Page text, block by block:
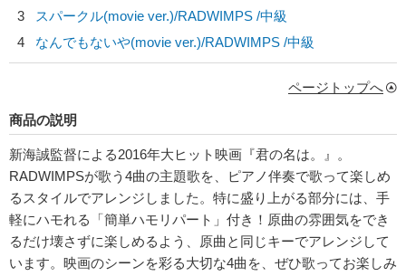
3
スパークル(movie ver.)/RADWIMPS /中級
4
なんでもないや(movie ver.)/RADWIMPS /中級
ページトップへ
商品の説明
新海誠監督による2016年大ヒット映画『君の名は。』。
RADWIMPSが歌う4曲の主題歌を、ピアノ伴奏で歌って楽しめ
るスタイルでアレンジしました。特に盛り上がる部分には、手
軽にハモれる「簡単ハモリパート」付き！原曲の雰囲気をでき
るだけ壊さずに楽しめるよう、原曲と同じキーでアレンジして
います。映画のシーンを彩る大切な4曲を、ぜひ歌ってお楽しみ